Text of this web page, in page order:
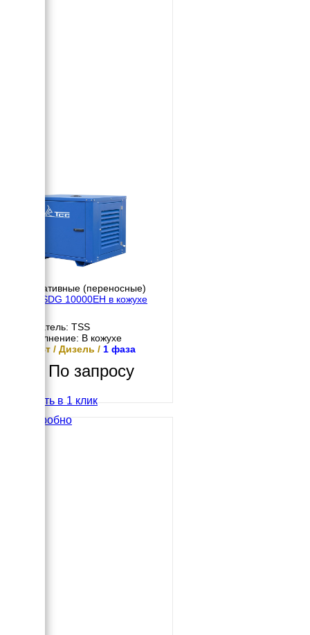
Портативные (переносные)
TSS SDG 10000EH в кожухе
Двигатель: TSS
Исполнение: В кожухе
10 кВт / Дизель / 1 фаза
По запросу
Купить в 1 клик
Подробно